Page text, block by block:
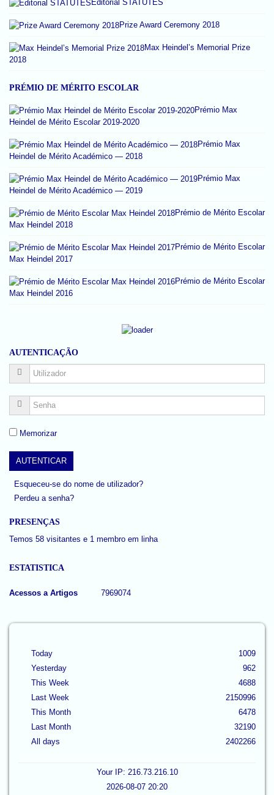
Editorial STATUTES
Prize Award Ceremony 2018
Max Heindel’s Memorial Prize
2018
PRÉMIO DE MÉRITO ESCOLAR
Prémio Max
Heindel de Mérito Escolar 2019-2020
Prémio Max
Heindel de Mérito Académico — 2018
Prémio Max
Heindel de Mérito Académico — 2019
Prémio de Mérito Escolar
Max Heindel 2018
Prémio de Mérito Escolar
Max Heindel 2017
Prémio de Mérito Escolar
Max Heindel 2016
AUTENTICAÇÃO
Memorizar
Esqueceu-se do nome de utilizador?
Perdeu a senha?
PRESENÇAS
Temos 58 visitantes e 1 membro em linha
ESTATISTICA
Acessos a Artigos 7969074
Today
Yesterday
This Week
Last Week
This Month
Last Month
All days
1009
962
4688
2150996
6478
32190
2402266
Your IP: 216.73.216.10
2026-08-07 20:20